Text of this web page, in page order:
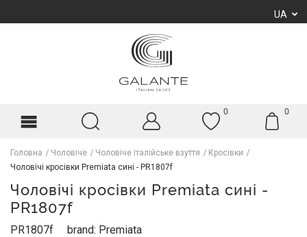
UA
0 0
Головна Чоловіче Чоловіче італійське взуття
Кросівки
Чоловічі кросівки Premiata сині - PR1807f
Чоловічі кросівки Premiata сині -
PR1807f
PR1807f brand: Premiata